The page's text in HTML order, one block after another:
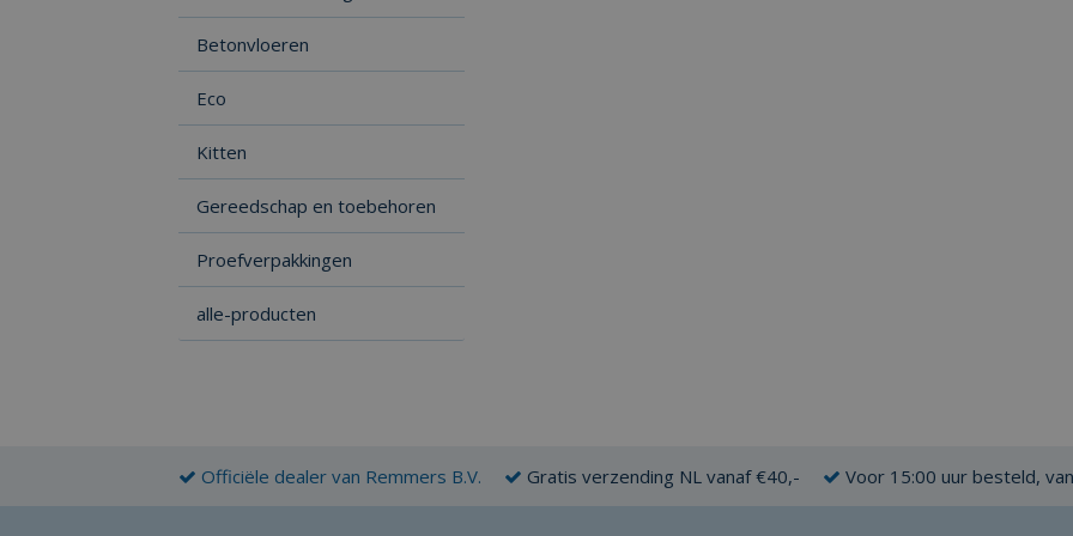
Betonvloeren
Eco
Kitten
Gereedschap en toebehoren
Proefverpakkingen
alle-producten
Officiële dealer van Remmers B.V. Gratis verzending NL vanaf €40,- Voor 15:00 uur besteld,